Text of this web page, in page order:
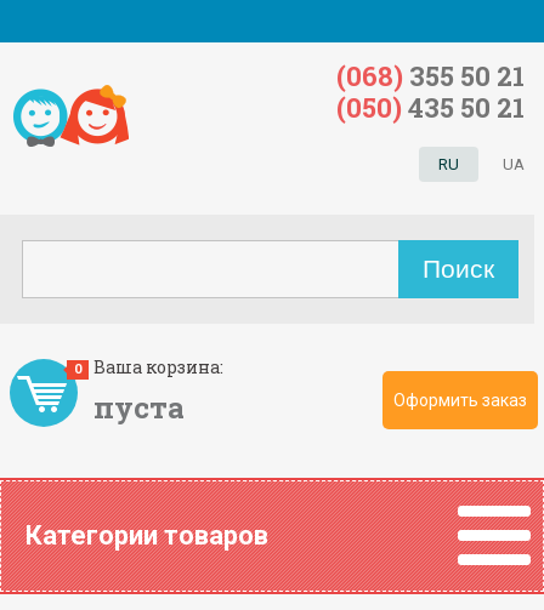
Ваша корзина:
пуста
0
Оформить заказ
RU UA
(068) 355 50 21
(050) 435 50 21
Категории товаров